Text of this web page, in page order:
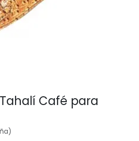
Tahalí Café para